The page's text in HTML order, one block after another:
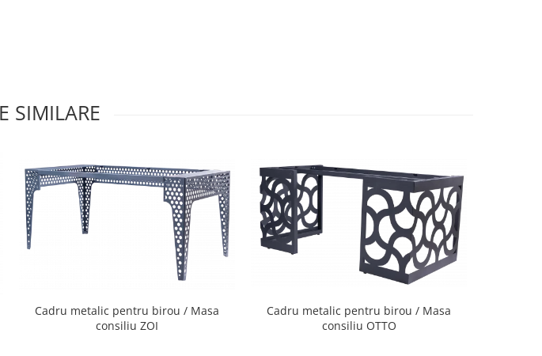
SIMILARE
Cadru metalic pentru birou / Masa
consiliu ZOI
Cadru metalic pentru birou / Masa
consiliu OTTO